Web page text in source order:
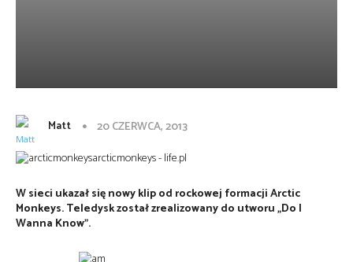
Matt 20 CZERWCA, 2013
W sieci ukazał się nowy klip od rockowej formacji Arctic
Monkeys. Teledysk został zrealizowany do utworu „Do I
Wanna Know”.